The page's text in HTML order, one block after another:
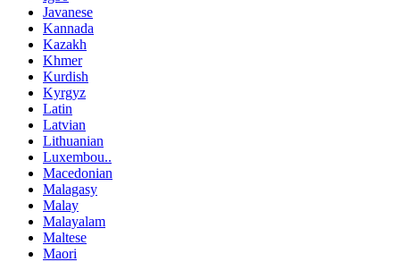
Javanese
Kannada
Kazakh
Khmer
Kurdish
Kyrgyz
Latin
Latvian
Lithuanian
Luxembou..
Macedonian
Malagasy
Malay
Malayalam
Maltese
Maori